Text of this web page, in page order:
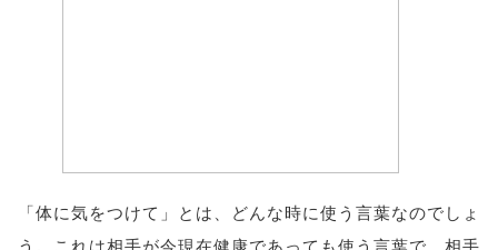
「体に気をつけて」とは、どんな時に使う言葉なのでしょ
う。これは相手が今現在健康であっても使う言葉で、相手